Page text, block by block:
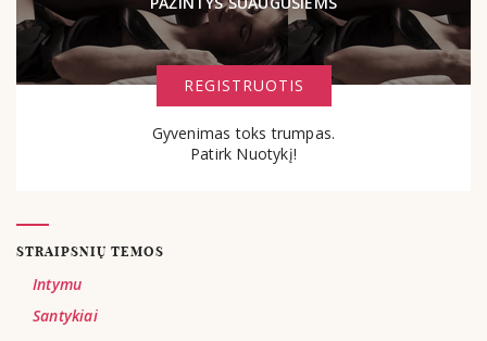
REGISTRUOTIS
Gyvenimas toks trumpas.
Patirk Nuotykį!
STRAIPSNIŲ TEMOS
Intymu
Santykiai